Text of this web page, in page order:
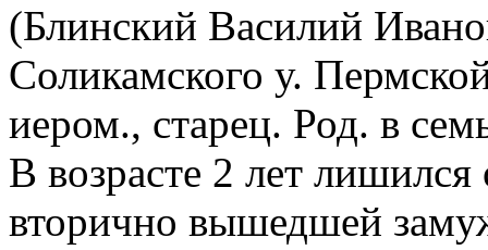
(Блинский Василий
Соликамского у.
иером., старец. Род. в
В возрасте 2 лет
вторично вышедшей